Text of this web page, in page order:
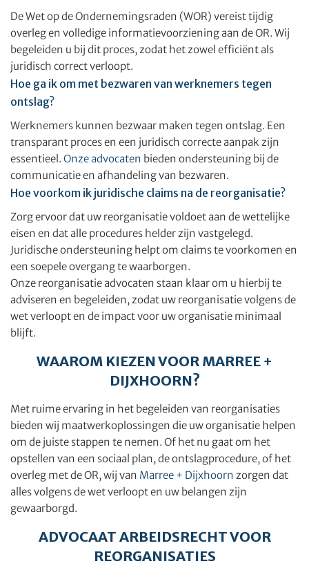
De Wet op de Ondernemingsraden (WOR) vereist tijdig
overleg en volledige informatievoorziening aan de OR. Wij
begeleiden u bij dit proces, zodat het zowel efficiënt als
juridisch correct verloopt.
Hoe ga ik om met bezwaren van werknemers tegen
ontslag?
Werknemers kunnen bezwaar maken tegen ontslag. Een
transparant proces en een juridisch correcte aanpak zijn
essentieel. Onze advocaten bieden ondersteuning bij de
communicatie en afhandeling van bezwaren.
Hoe voorkom ik juridische claims na de reorganisatie?
Zorg ervoor dat uw reorganisatie voldoet aan de wettelijke
eisen en dat alle procedures helder zijn vastgelegd.
Juridische ondersteuning helpt om claims te voorkomen en
een soepele overgang te waarborgen.
Onze reorganisatie advocaten staan klaar om u hierbij te
adviseren en begeleiden, zodat uw reorganisatie volgens de
wet verloopt en de impact voor uw organisatie minimaal
blijft.
WAAROM KIEZEN VOOR MARREE +
DIJXHOORN?
Met ruime ervaring in het begeleiden van reorganisaties
bieden wij maatwerkoplossingen die uw organisatie helpen
om de juiste stappen te nemen. Of het nu gaat om het
opstellen van een sociaal plan, de ontslagprocedure, of het
overleg met de OR, wij van Marree + Dijxhoorn zorgen dat
alles volgens de wet verloopt en uw belangen zijn
gewaarborgd.
ADVOCAAT ARBEIDSRECHT VOOR
REORGANISATIES